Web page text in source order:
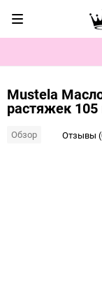
Mustela
растяжек
Обзор Отзывы